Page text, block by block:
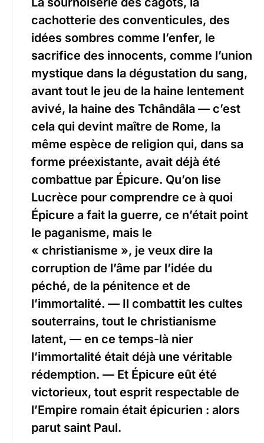
cachotterie des conventicules, des
idées sombres comme l’enfer, le
sacrifice des innocents, comme l’union
mystique dans la dégustation du sang,
avant tout le jeu de la haine lentement
avivé, la haine des Tchândâla — c’est
cela qui devint maître de Rome, la
même espèce de religion qui, dans sa
forme préexistante, avait déjà été
combattue par Épicure. Qu’on lise
Lucrèce pour comprendre ce à quoi
Épicure a fait la guerre, ce n’était point
le paganisme, mais le
« christianisme », je veux dire la
corruption de l’âme par l’idée du
péché, de la pénitence et de
l’immortalité. — Il combattit les cultes
souterrains, tout le christianisme
latent, — en ce temps-là nier
l’immortalité était déjà une véritable
rédemption. — Et Épicure eût été
victorieux, tout esprit respectable de
l’Empire romain était épicurien : alors
parut saint Paul.